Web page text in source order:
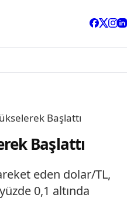
Başlattı
Başlattı
eden dolar/TL,
0,1 altında